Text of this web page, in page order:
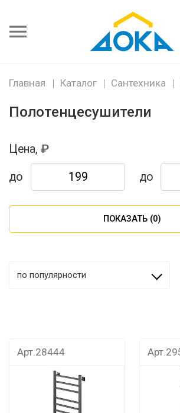
пароль
Главная Каталог Сантехника
Полотенцесушители
Цена,
до до
ПОКАЗАТЬ (0)
по популярности
Арт.28444